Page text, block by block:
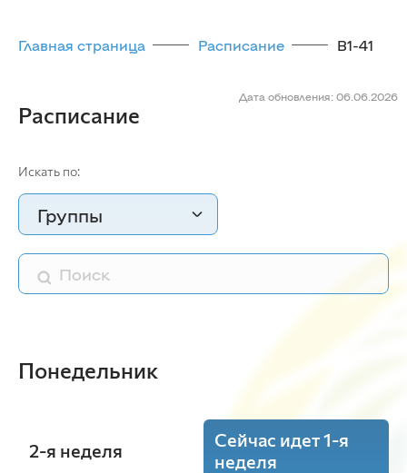
Главная страница Расписание В1-41
Дата обновления: 06.06.2026
Расписание
Искать по:
Группы
Понедельник
2-я неделя
Сейчас идет 1-я
неделя